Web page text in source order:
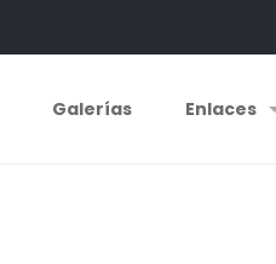
Galerías Enlaces